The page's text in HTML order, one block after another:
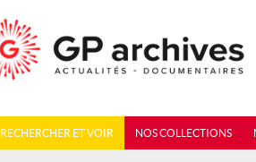
RECHERCHER ET VOIR NOS COLLECTIONS